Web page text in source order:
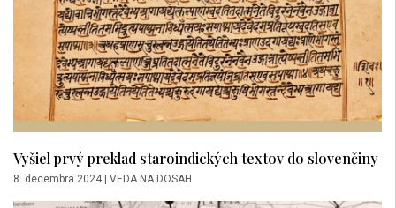
Vyšiel prvý preklad staroindických textov do slovenčiny
8. decembra 2024 | VEDA NA DOSAH